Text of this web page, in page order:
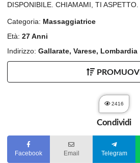
DISPONIBILE. CHIAMAMI, TI ASPETTO.
Categoria: Massaggiatrice
Età: 27 Anni
Indirizzo: Gallarate, Varese, Lombardia
PROMUOVI
2416
Condividi
Facebook Email Telegram